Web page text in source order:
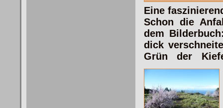
Eine
Schon die
dem
dick
Grün der